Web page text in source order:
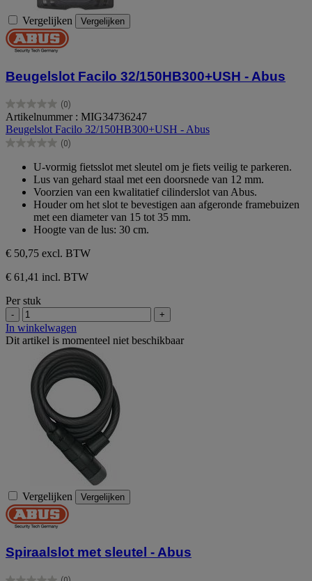
Vergelijken Vergelijken
Beugelslot Facilo 32/150HB300+USH - Abus
(0)
0.0
van
de
5
Artikelnummer : MIG34736247
Beugelslot Facilo 32/150HB300+USH - Abus
(0)
0.0
sterren.
U-vormig fietsslot met sleutel om je fiets veilig te parkeren.
Lus van gehard staal met een doorsnede van 12 mm.
Voorzien van een kwalitatief cilinderslot van Abus.
Houder om het slot te bevestigen aan afgeronde framebuizen
met een diameter van 15 tot 35 mm.
Hoogte van de lus: 30 cm.
€ 50,75 excl. BTW
€ 61,41 incl. BTW
Per stuk
- +
In winkelwagen
Dit artikel is momenteel niet beschikbaar
Vergelijken Vergelijken
Spiraalslot met sleutel - Abus